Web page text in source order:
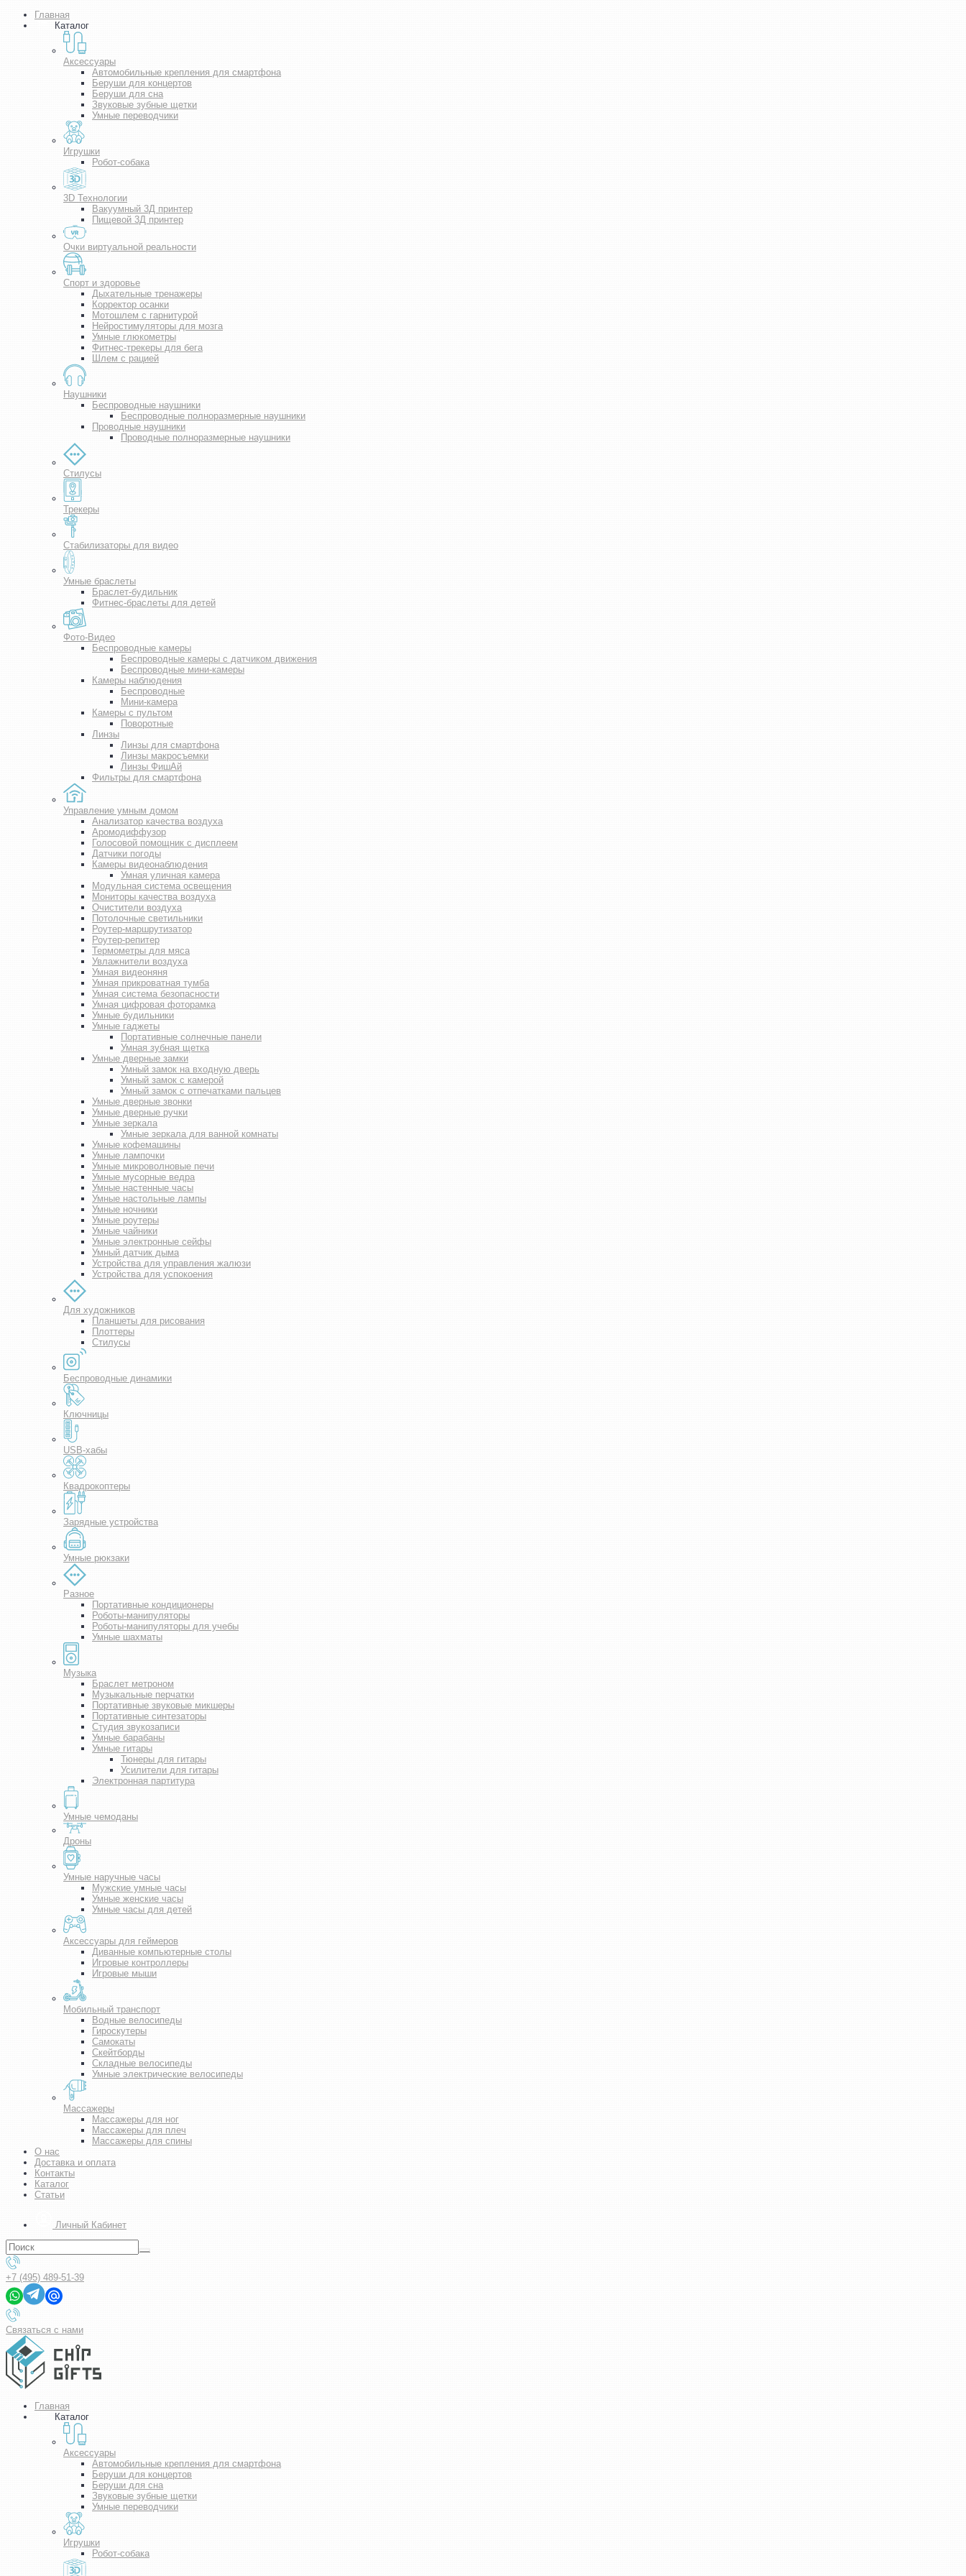
Главная
Каталог
Аксессуары
Автомобильные крепления для смартфона
Беруши для концертов
Беруши для сна
Звуковые зубные щетки
Умные переводчики
Игрушки
Робот-собака
3D Технологии
Вакуумный 3Д принтер
Пищевой 3Д принтер
Очки виртуальной реальности
Спорт и здоровье
Дыхательные тренажеры
Корректор осанки
Мотошлем с гарнитурой
Нейростимуляторы для мозга
Умные глюкометры
Фитнес-трекеры для бега
Шлем с рацией
Наушники
Беспроводные наушники
Беспроводные полноразмерные наушники
Проводные наушники
Проводные полноразмерные наушники
Стилусы
Трекеры
Стабилизаторы для видео
Умные браслеты
Браслет-будильник
Фитнес-браслеты для детей
Фото-Видео
Беспроводные камеры
Беспроводные камеры с датчиком движения
Беспроводные мини-камеры
Камеры наблюдения
Беспроводные
Мини-камера
Камеры с пультом
Поворотные
Линзы
Линзы для смартфона
Линзы макросъемки
Линзы ФишАй
Фильтры для смартфона
Управление умным домом
Анализатор качества воздуха
Аромодиффузор
Голосовой помощник с дисплеем
Датчики погоды
Камеры видеонаблюдения
Умная уличная камера
Модульная система освещения
Мониторы качества воздуха
Очистители воздуха
Потолочные светильники
Роутер-маршрутизатор
Роутер-репитер
Термометры для мяса
Увлажнители воздуха
Умная видеоняня
Умная прикроватная тумба
Умная система безопасности
Умная цифровая фоторамка
Умные будильники
Умные гаджеты
Портативные солнечные панели
Умная зубная щетка
Умные дверные замки
Умный замок на входную дверь
Умный замок с камерой
Умный замок с отпечатками пальцев
Умные дверные звонки
Умные дверные ручки
Умные зеркала
Умные зеркала для ванной комнаты
Умные кофемашины
Умные лампочки
Умные микроволновые печи
Умные мусорные ведра
Умные настенные часы
Умные настольные лампы
Умные ночники
Умные роутеры
Умные чайники
Умные электронные сейфы
Умный датчик дыма
Устройства для управления жалюзи
Устройства для успокоения
Для художников
Планшеты для рисования
Плоттеры
Стилусы
Беспроводные динамики
Ключницы
USB-хабы
Квадрокоптеры
Зарядные устройства
Умные рюкзаки
Разное
Портативные кондиционеры
Роботы-манипуляторы
Роботы-манипуляторы для учебы
Умные шахматы
Музыка
Браслет метроном
Музыкальные перчатки
Портативные звуковые микшеры
Портативные синтезаторы
Студия звукозаписи
Умные барабаны
Умные гитары
Тюнеры для гитары
Усилители для гитары
Электронная партитура
Умные чемоданы
Дроны
Умные наручные часы
Мужские умные часы
Умные женские часы
Умные часы для детей
Аксессуары для геймеров
Диванные компьютерные столы
Игровые контроллеры
Игровые мыши
Мобильный транспорт
Водные велосипеды
Гироскутеры
Самокаты
Скейтборды
Складные велосипеды
Умные электрические велосипеды
Массажеры
Массажеры для ног
Массажеры для плеч
Массажеры для спины
О нас
Доставка и оплата
Контакты
Каталог
Статьи
Личный Кабинет
+7 (495) 489-51-39
Связаться с нами
Главная
Каталог
Аксессуары
Автомобильные крепления для смартфона
Беруши для концертов
Беруши для сна
Звуковые зубные щетки
Умные переводчики
Игрушки
Робот-собака